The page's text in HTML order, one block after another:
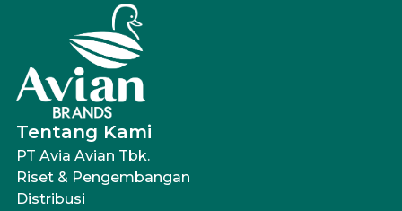
Tentang Kami
PT Avia Avian Tbk.
Riset & Pengembangan
Distribusi